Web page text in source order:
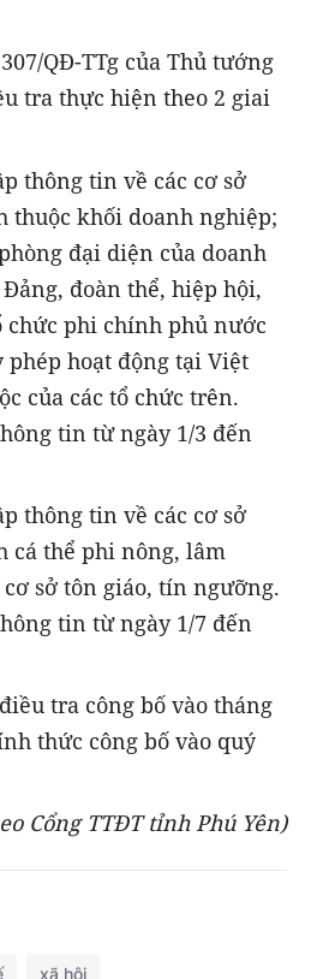
QĐ-TTg của Thủ tướng
tra thực hiện theo 2 giai
thông tin về các cơ sở
thuộc khối doanh nghiệp;
đại diện của doanh
đoàn thể, hiệp hội,
chức phi chính phủ nước
phép hoạt động tại Việt
của các tổ chức trên.
tin từ ngày 1/3 đến
thông tin về các cơ sở
cá thể phi nông, lâm
sở tôn giáo, tín ngưỡng.
tin từ ngày 1/7 đến
tra công bố vào tháng
thức công bố vào quý
Cổng TTĐT tỉnh Phú Yên)
xã hội